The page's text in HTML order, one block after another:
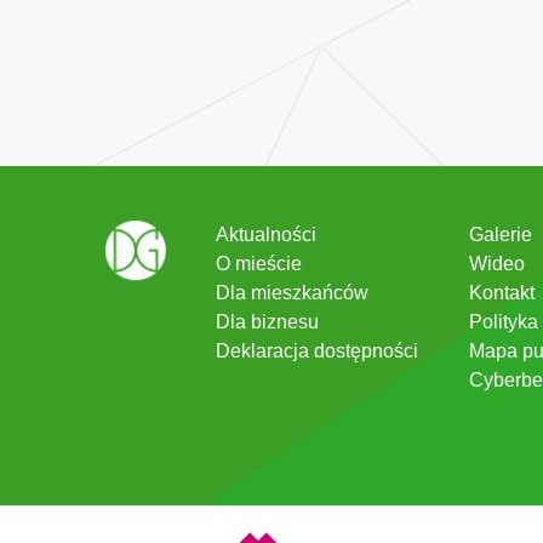
Aktualności
O mieście
Dla mieszkańców
Dla biznesu
Deklaracja dostępności
Galerie
Wideo
Kontakt
Mapa